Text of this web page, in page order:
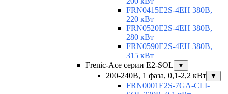
FRN0415E2S-4EH 380В,
220 кВт
FRN0520E2S-4EH 380В,
280 кВт
FRN0590E2S-4EH 380В,
315 кВт
Frenic-Ace серии E2-SOL
▼
200-240В, 1 фаза, 0,1-2,2 кВт ▼
FRN0001E2S-7GA-CLI-